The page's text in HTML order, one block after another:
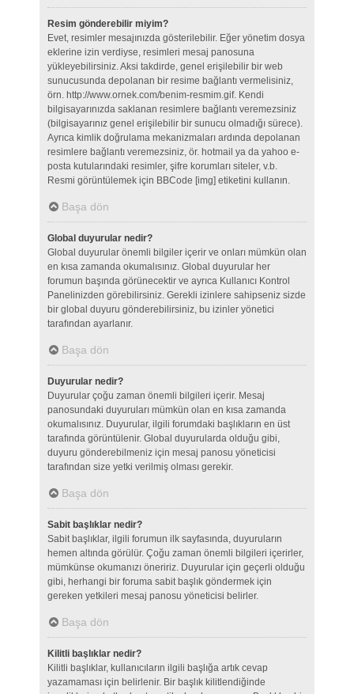
Resim gönderebilir miyim?
Evet, resimler mesajınızda gösterilebilir. Eğer yönetim dosya
eklerine izin verdiyse, resimleri mesaj panosuna
yükleyebilirsiniz. Aksi takdirde, genel erişilebilir bir web
sunucusunda depolanan bir resime bağlantı vermelisiniz,
örn. http://www.ornek.com/benim-resmim.gif. Kendi
bilgisayarınızda saklanan resimlere bağlantı veremezsiniz
(bilgisayarınız genel erişilebilir bir sunucu olmadığı sürece).
Ayrıca kimlik doğrulama mekanizmaları ardında depolanan
resimlere bağlantı veremezsiniz, ör. hotmail ya da yahoo e-
posta kutularındaki resimler, şifre korumları siteler, v.b.
Resmi görüntülemek için BBCode [img] etiketini kullanın.
Başa dön
Global duyurular nedir?
Global duyurular önemli bilgiler içerir ve onları mümkün olan
en kısa zamanda okumalısınız. Global duyurular her
forumun başında görünecektir ve ayrıca Kullanıcı Kontrol
Panelinizden görebilirsiniz. Gerekli izinlere sahipseniz sizde
bir global duyuru gönderebilirsiniz, bu izinler yönetici
tarafından ayarlanır.
Başa dön
Duyurular nedir?
Duyurular çoğu zaman önemli bilgileri içerir. Mesaj
panosundaki duyuruları mümkün olan en kısa zamanda
okumalısınız. Duyurular, ilgili forumdaki başlıkların en üst
tarafında görüntülenir. Global duyurularda olduğu gibi,
duyuru gönderebilmeniz için mesaj panosu yöneticisi
tarafından size yetki verilmiş olması gerekir.
Başa dön
Sabit başlıklar nedir?
Sabit başlıklar, ilgili forumun ilk sayfasında, duyuruların
hemen altında görülür. Çoğu zaman önemli bilgileri içerirler,
mümkünse okumanızı öneririz. Duyurular için geçerli olduğu
gibi, herhangi bir foruma sabit başlık göndermek için
gereken yetkileri mesaj panosu yöneticisi belirler.
Başa dön
Kilitli başlıklar nedir?
Kilitli başlıklar, kullanıcıların ilgili başlığa artık cevap
yazamaması için belirlenir. Bir başlık kilitlendiğinde